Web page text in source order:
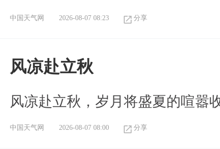
中国天气网 2026-08-07 08:23 分享
风凉赴立秋
风凉赴立秋，岁月将盛夏的喧嚣
中国天气网 2026-08-07 08:00 分享